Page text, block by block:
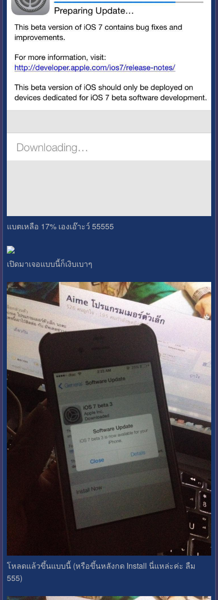
แบตเหลือ 17% เองเอ๊าะว์ 55555
เปิดมาเจอแบบนี้ก็เงิบเบาๆ
โหลดแล้วขึ้นแบบนี้ (หรือขึ้นหลังกด Install นี่แหล่ะค่ะ ลืม
555)